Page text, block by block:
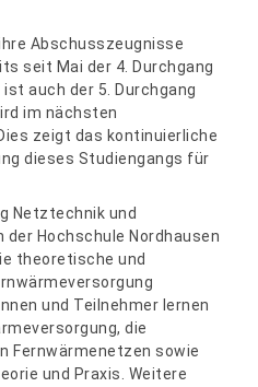
Abschusszeugnisse
seit Mai der 4. Durchgang
auch der 5. Durchgang
im nächsten
zeigt das kontinuierliche
dieses Studiengangs für
Netztechnik und
Hochschule Nordhausen
theoretische und
und Teilnehmer lernen
die
Fernwärmenetzen sowie
und Praxis. Weitere